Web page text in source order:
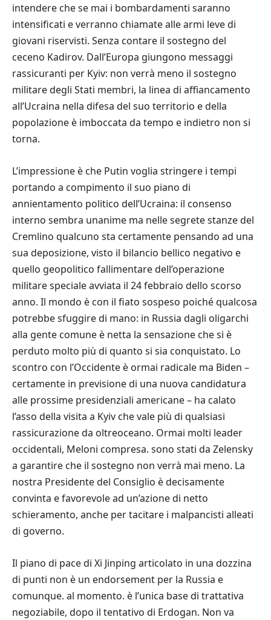
intendere che se mai i bombardamenti saranno
intensificati e verranno chiamate alle armi leve di
giovani riservisti. Senza contare il sostegno del
ceceno Kadirov. Dall’Europa giungono messaggi
rassicuranti per Kyiv: non verrà meno il sostegno
militare degli Stati membri, la linea di affiancamento
all’Ucraina nella difesa del suo territorio e della
popolazione è imboccata da tempo e indietro non si
torna.
L’impressione è che Putin voglia stringere i tempi
portando a compimento il suo piano di
annientamento politico dell’Ucraina: il consenso
interno sembra unanime ma nelle segrete stanze del
Cremlino qualcuno sta certamente pensando ad una
sua deposizione, visto il bilancio bellico negativo e
quello geopolitico fallimentare dell’operazione
militare speciale avviata il 24 febbraio dello scorso
anno. Il mondo è con il fiato sospeso poiché qualcosa
potrebbe sfuggire di mano: in Russia dagli oligarchi
alla gente comune è netta la sensazione che si è
perduto molto più di quanto si sia conquistato. Lo
scontro con l’Occidente è ormai radicale ma Biden –
certamente in previsione di una nuova candidatura
alle prossime presidenziali americane – ha calato
l’asso della visita a Kyiv che vale più di qualsiasi
rassicurazione da oltreoceano. Ormai molti leader
occidentali, Meloni compresa. sono stati da Zelensky
a garantire che il sostegno non verrà mai meno. La
nostra Presidente del Consiglio è decisamente
convinta e favorevole ad un’azione di netto
schieramento, anche per tacitare i malpancisti alleati
di governo.
Il piano di pace di Xi Jinping articolato in una dozzina
di punti non è un endorsement per la Russia e
comunque. al momento. è l’unica base di trattativa
negoziabile, dopo il tentativo di Erdogan. Non va